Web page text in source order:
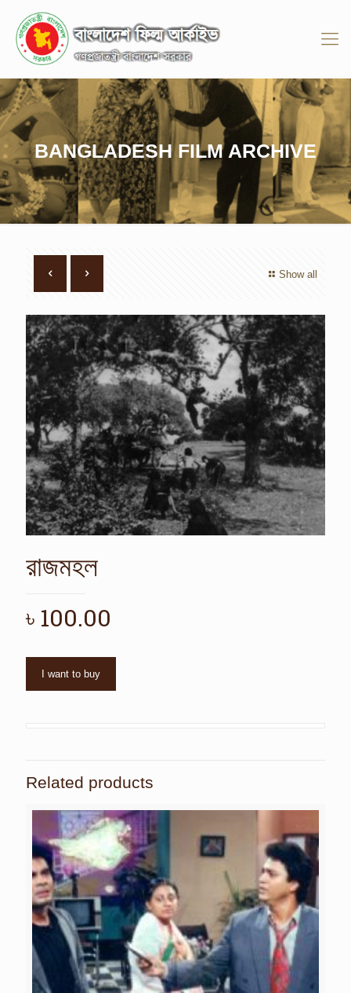
BANGLADESH FILM ARCHIVE
Show all
রাজমহল
৳ 100.00
I want to buy
Related products